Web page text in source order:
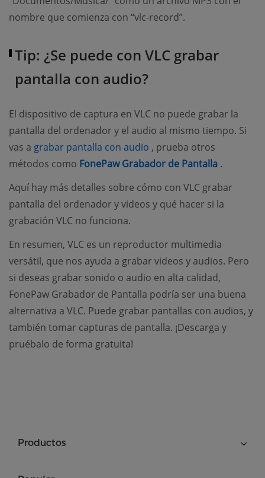
nombre que comienza con “vlc-record”.
Tip: ¿Se puede con VLC grabar
pantalla con audio?
El dispositivo de captura en VLC no puede grabar la
pantalla del ordenador y el audio al mismo tiempo. Si
vas a grabar pantalla con audio (opens new window)
, prueba otros
métodos como FonePaw Grabador de Pantalla (opens
.
Aquí hay más detalles sobre cómo con VLC grabar
pantalla del ordenador y videos y qué hacer si la
grabación VLC no funciona.
En resumen, VLC es un reproductor multimedia
versátil, que nos ayuda a grabar videos y audios. Pero
si deseas grabar sonido o audio en alta calidad,
FonePaw Grabador de Pantalla podría ser una buena
alternativa a VLC. Puede grabar pantallas con audios, y
también tomar capturas de pantalla. ¡Descarga y
pruébalo de forma gratuita!
Productos